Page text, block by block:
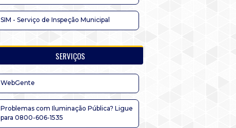
SIM - Serviço de Inspeção Municipal
SERVIÇOS
WebGente
Problemas com Iluminação Pública? Ligue
para 0800-606-1535